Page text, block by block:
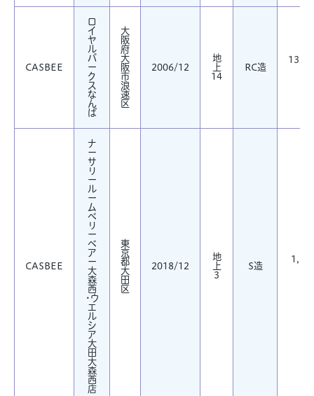
CASBEE
ロ
イ
ヤ
ル
パ
ー
ク
ス
な
ん
ば
大
阪
府
大
阪
市
浪
速
区
2006/12
地
上
14
RC造
CASBEE
ナ
ー
サ
リ
ー
ル
ー
ム
ベ
リ
ー
ベ
ア
ー
大
森
西
・ウ
エ
ル
シ
ア
大
田
大
森
西
店
東
京
都
大
田
区
2018/12
地
上
3
S造